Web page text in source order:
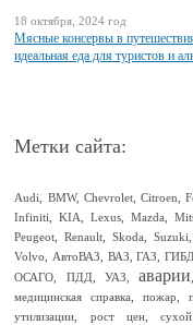
18 октября, 2024 год
Мясные консервы в
идеальная еда для туристов и
Метки сайта:
Audi BMW, Chevrolet,Citroen ,
Infiniti
,KIA ,Lexus ,Mazda ,
Peugeot
Renault Skoda Suzuki
Volvo
АвтоВАЗ ВАЗ ,ГАЗ
ОСАГО
ПДД УАЗ ,аварии
медицинская справка ,пожар ,
утилизации
рост цен,